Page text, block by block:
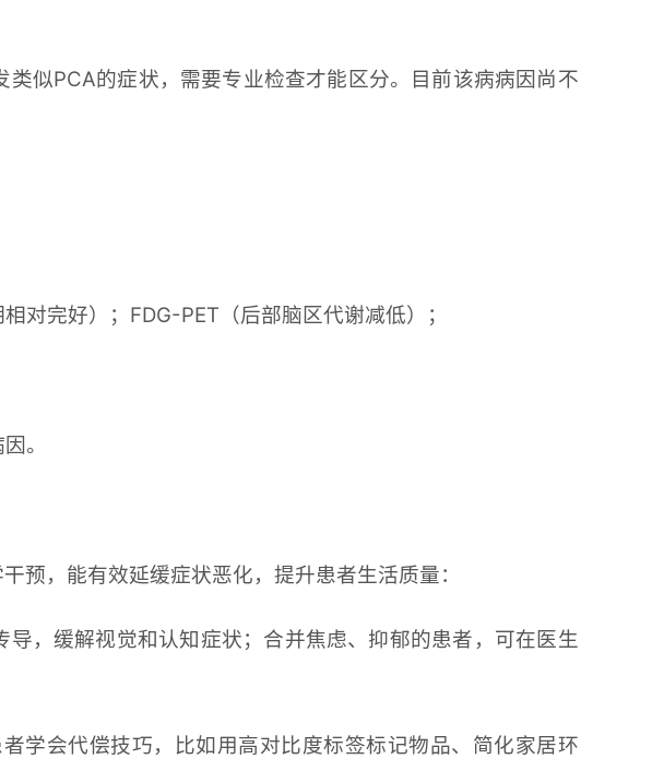
似PCA的症状，需要专业检查才能区分。目前该病病因尚不
对完好）；FDG-PET（后部脑区代谢减低）；
。
预，能有效延缓症状恶化，提升患者生活质量：
，缓解视觉和认知症状；合并焦虑、抑郁的患者，可在医生
学会代偿技巧，比如用高对比度标签标记物品、简化家居环